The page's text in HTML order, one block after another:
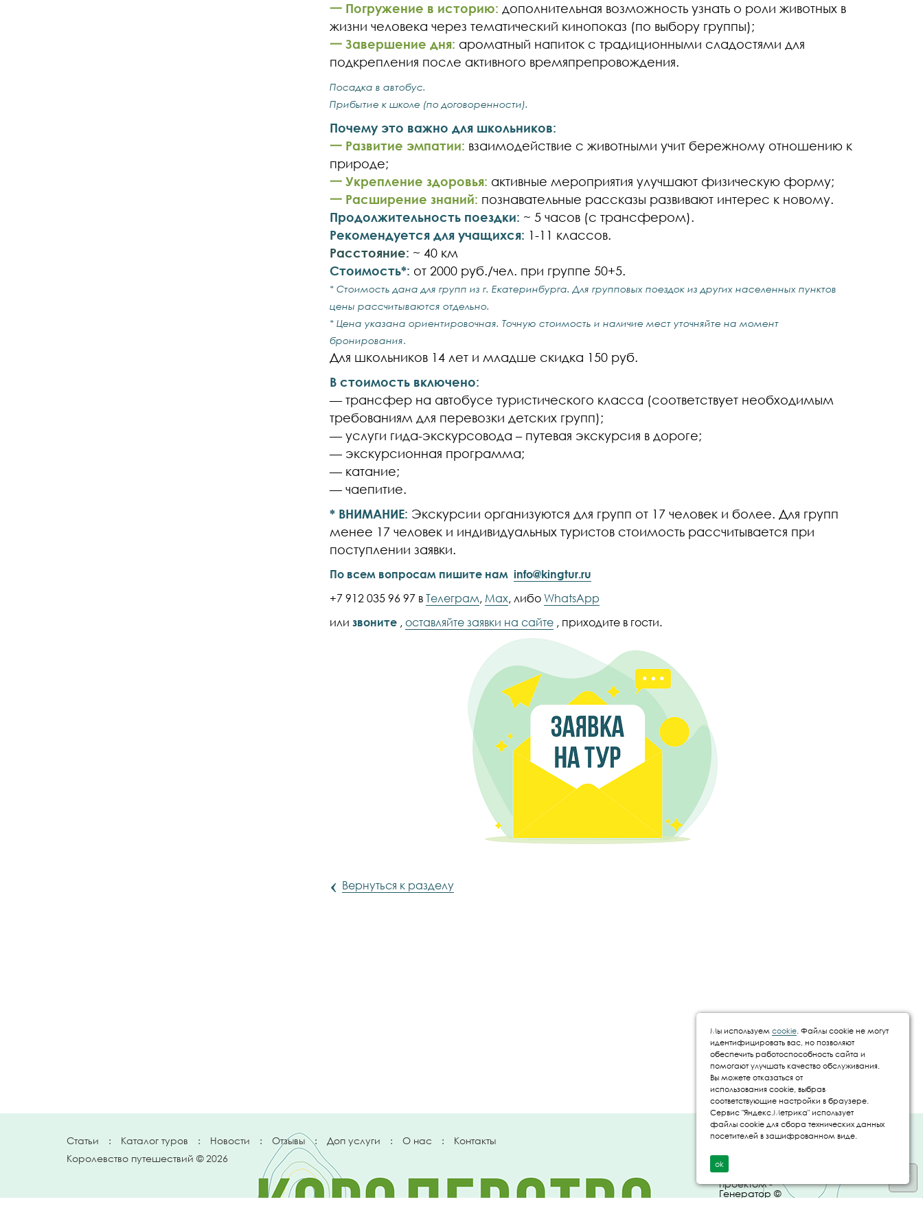
一 Погружение в историю: дополнительная возможность узнать о роли животных в
жизни человека через тематический кинопоказ (по выбору группы);
一 Завершение дня: ароматный напиток с традиционными сладостями для
подкрепления после активного времяпрепровождения.
Посадка в автобус.
Прибытие к школе (по договоренности).
Почему это важно для школьников:
一 Развитие эмпатии: взаимодействие с животными учит бережному отношению к
природе;
一 Укрепление здоровья: активные мероприятия улучшают физическую форму;
一 Расширение знаний: познавательные рассказы развивают интерес к новому.
Продолжительность поездки: ~ 5 часов (с трансфером).
Рекомендуется для учащихся: 1-11 классов.
Расстояние: ~ 40 км
Стоимость*: от 2000 руб./чел. при группе 50+5.
* Стоимость дана для групп из г. Екатеринбурга. Для групповых поездок из других населенных пунктов
цены рассчитываются отдельно.
* Цена указана ориентировочная. Точную стоимость и наличие мест уточняйте на момент
бронирования.
Для школьников 14 лет и младше скидка 150 руб.
В стоимость включено:
— трансфер на автобусе туристического класса (соответствует необходимым
требованиям для перевозки детских групп);
— услуги гида-экскурсовода – путевая экскурсия в дороге;
— экскурсионная программа;
— катание;
— чаепитие.
* ВНИМАНИЕ: Экскурсии организуются для групп от 17 человек и более. Для групп
менее 17 человек и индивидуальных туристов стоимость рассчитывается при
поступлении заявки.
По всем вопросам пишите намinfo@kingtur.ru
+7 912 035 96 97 вТелеграм, Max, либоWhatsApp
илизвоните ,оставляйте заявки на сайте , приходите в гости.
‹ Вернуться к разделу
Статьи : Каталог туров : Новости : Отзывы : Доп услуги : О нас :
Контакты
Королевство путешествий © 2026
Создание и
- IT Panda ©
Управление
проектом -
Генератор ©
Мы используем cookie . Файлы cookie не могут
идентифицировать вас, но позволяют
обеспечить работоспособность сайта и
помогают улучшать качество обслуживания.
Вы можете отказаться от
использования cookie, выбрав
соответствующие настройки в браузере.
Сервис "Яндекс.Метрика" использует
файлы cookie для сбора технических данных
посетителей в зашифрованном виде.
ok